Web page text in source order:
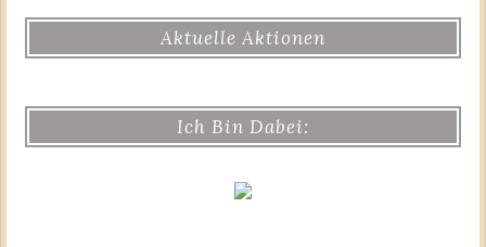
Aktuelle Aktionen
Ich Bin Dabei: